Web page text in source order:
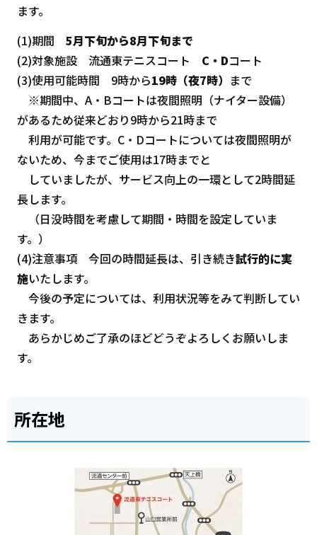
ます。
(1)期間 5月下旬から8月下旬まで
(2)対象施設 流通東テニスコート C・Dコート
(3)使用可能時間 9時から19時（夜7時） まで
※期間中、A・Bコートは夜間照明（ナイター設備）
があるため従来どおり9時から21時まで
利用が可能です。C・Dコートについては夜間照明が
ないため、今までご使用は17時までと
していましたが、サービス向上の一環として2時間延
長します。
（日没時間を考慮して期間・時間を設定していま
す。）
(4)注意事項 今回の時間延長は、引き続き試行的に実
施いたします。
今後の予定については、利用状況等をみて判断してい
きます。
あらかじめご了承のほどどうぞよろしくお願いしま
す。
所在地